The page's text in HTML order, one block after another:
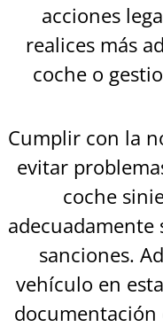
acciones
realices más
coche o
Cumplir con la
evitar
coche
adecuadamente
sanciones.
vehículo en